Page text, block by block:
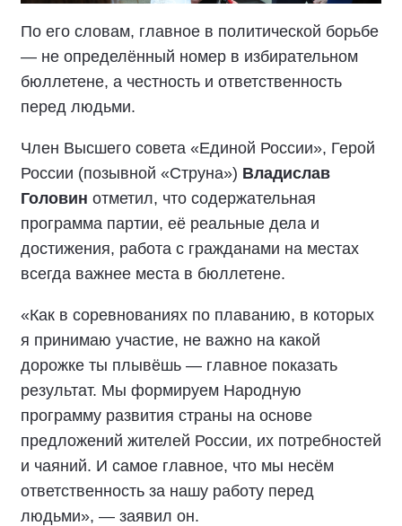
По его словам, главное в политической борьбе
— не определённый номер в избирательном
бюллетене, а честность и ответственность
перед людьми.
Член Высшего совета «Единой России», Герой
России (позывной «Струна») Владислав
Головин отметил, что содержательная
программа партии, её реальные дела и
достижения, работа с гражданами на местах
всегда важнее места в бюллетене.
«Как в соревнованиях по плаванию, в которых
я принимаю участие, не важно на какой
дорожке ты плывёшь — главное показать
результат. Мы формируем Народную
программу развития страны на основе
предложений жителей России, их потребностей
и чаяний. И самое главное, что мы несём
ответственность за нашу работу перед
людьми», — заявил он.